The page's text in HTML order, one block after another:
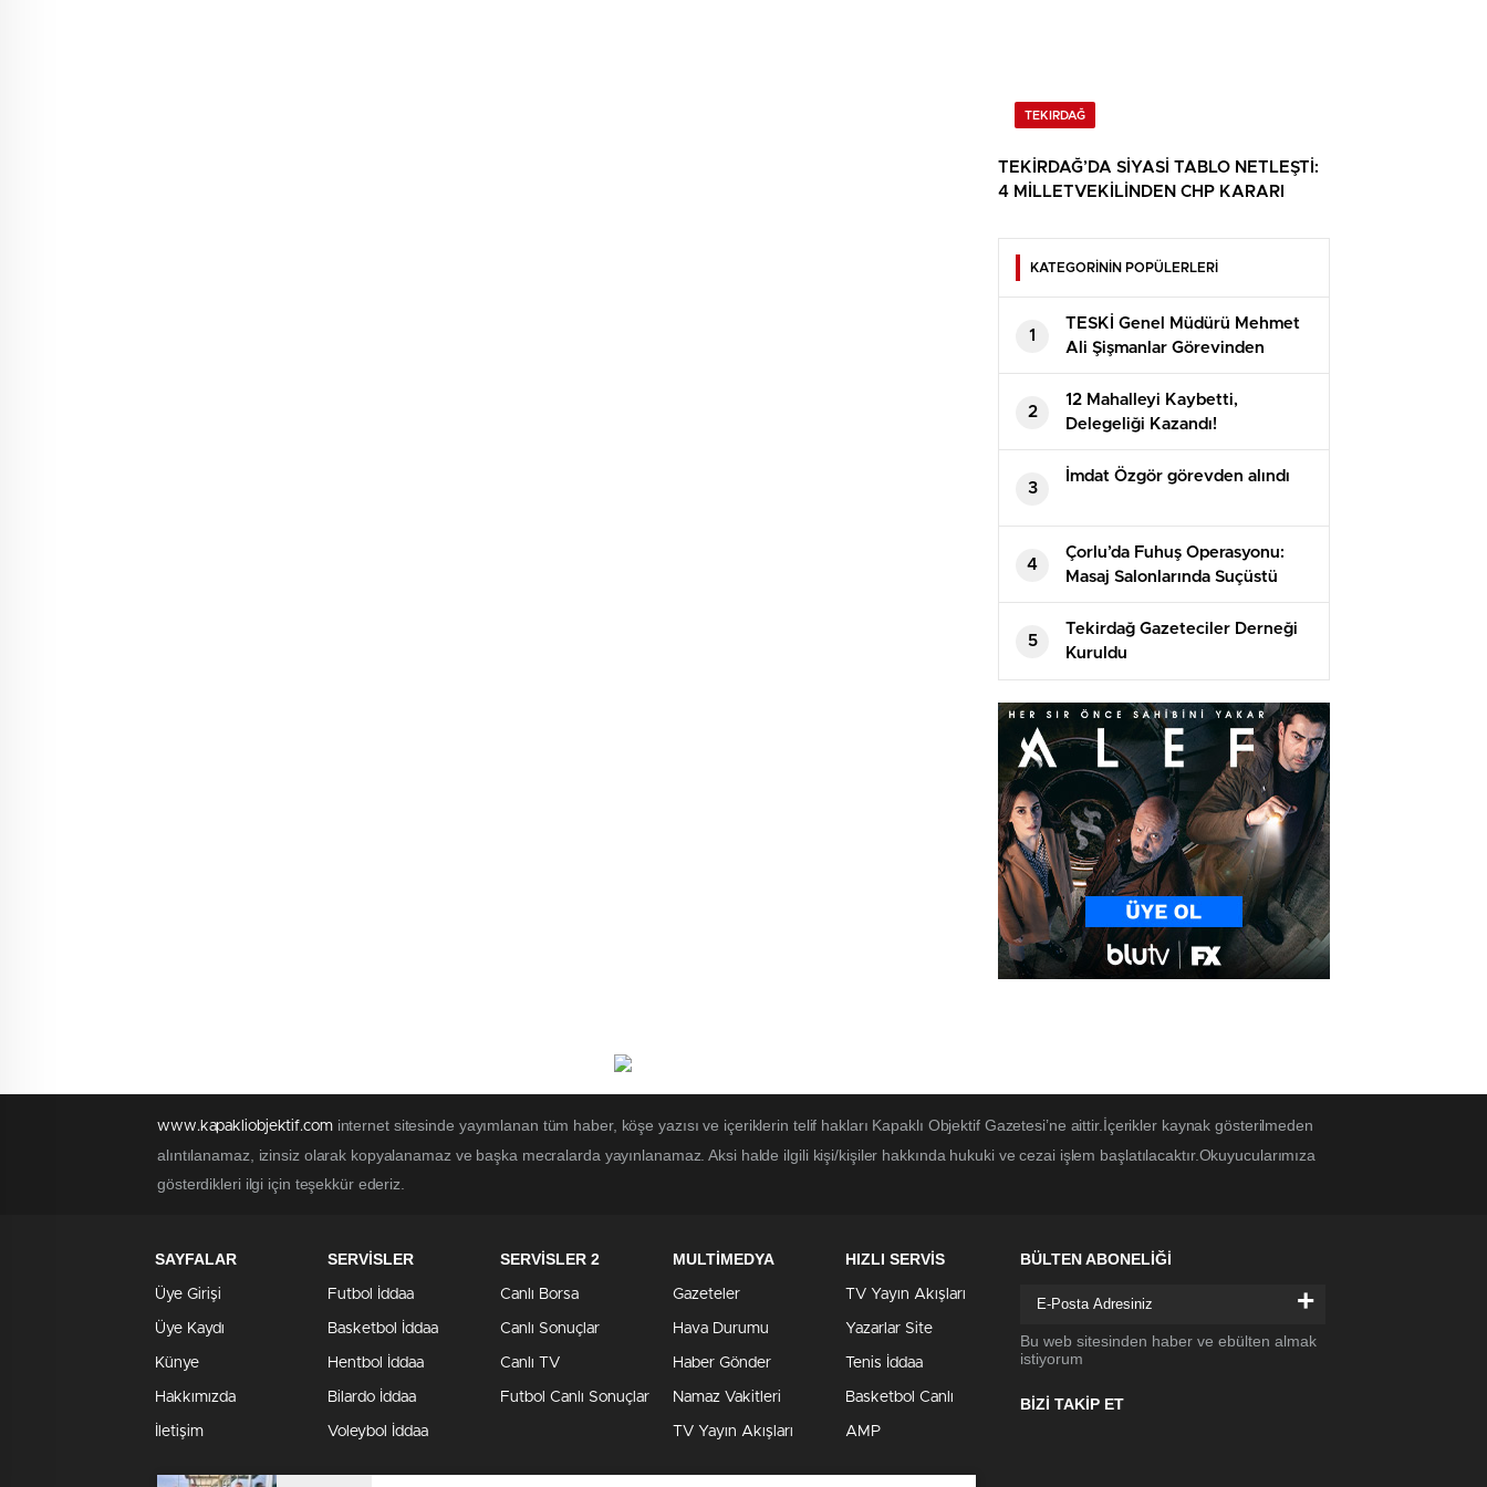
TEKIRDAĞ
TEKİRDAĞ’DA SİYASİ TABLO NETLEŞTİ:
4 MİLLETVEKİLİNDEN CHP KARARI
KATEGORİNİN POPÜLERLERİ
1
TESKİ Genel Müdürü Mehmet
Ali Şişmanlar Görevinden
Ayrılıyor
2
12 Mahalleyi Kaybetti,
Delegeliği Kazandı!
3
İmdat Özgör görevden alındı
4
Çorlu’da Fuhuş Operasyonu:
Masaj Salonlarında Suçüstü
5
Tekirdağ Gazeteciler Derneği
Kuruldu
www.kapakliobjektif.cominternet sitesinde yayımlanan tüm haber, köşe yazısı ve içeriklerin telif hakları Kapaklı Objektif Gazetesi’ne aittir.İçerikler kaynak gösterilmeden
alıntılanamaz, izinsiz olarak kopyalanamaz ve başka mecralarda yayınlanamaz. Aksi halde ilgili kişi/kişiler hakkında hukuki ve cezai işlem başlatılacaktır.Okuyucularımıza
gösterdikleri ilgi için teşekkür ederiz.
SAYFALAR
Üye Girişi
Üye Kaydı
Künye
Hakkımızda
İletişim
SERVİSLER
Futbol İddaa
Basketbol İddaa
Hentbol İddaa
Bilardo İddaa
Voleybol İddaa
SERVİSLER 2
Canlı Borsa
Canlı Sonuçlar
Canlı TV
Futbol Canlı Sonuçlar
MULTİMEDYA
Gazeteler
Hava Durumu
Haber Gönder
Namaz Vakitleri
TV Yayın Akışları
HIZLI SERVİS
TV Yayın Akışları
Yazarlar Site
Tenis İddaa
Basketbol Canlı
AMP
BÜLTEN ABONELİĞİ
+
Bu web sitesinden haber ve ebülten almak
istiyorum
BİZİ TAKİP ET